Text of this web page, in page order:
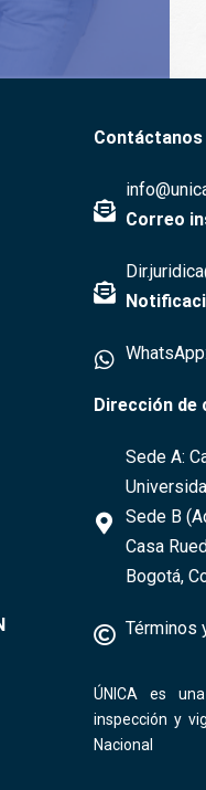
Contáctanos
Correo
Dirección de
Sede A:
Sede B
Casa
Bogotá,
Términos
ÚNICA es
inspección y
Nacional